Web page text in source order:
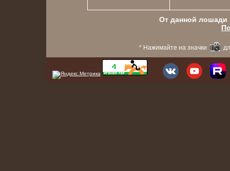
От данной лошади
* Нажимайте на значки